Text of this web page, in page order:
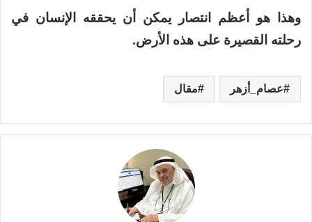
وهذا هو أعظم انتصار يمكن أن يحققه الإنسان في
رحلته القصيرة على هذه الأرض.
عصام_أزهر مقال